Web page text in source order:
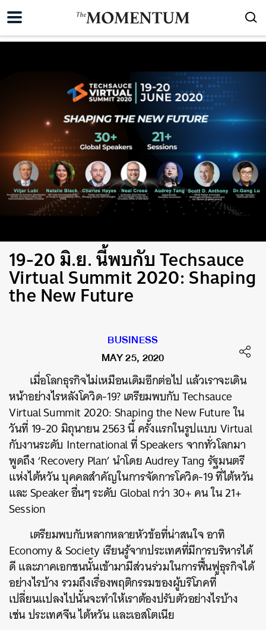
19-20 มิ.ย. นี้พบกับ Techsauce
Virtual Summit 2020: Shaping
the New Future
BUSINESS
MAY 25, 2020
เมื่อโลกธุรกิจไม่เหมือนเดิมอีกต่อไป แล้วเราจะเดิน
หน้าอย่างไรหลังโควิด-19? เตรียมพบกับ Techsauce
Virtual Summit 2020: Shaping the New Future ใน
วันที่ 19-20 มิถุนายน 2563 นี้ ครั้งแรกในรูปแบบ Virtual
กับงานระดับ International ที่ Speakers จากทั่วโลกมา
พูดถึง ‘Recovery Plan’ นำโดย Audrey Tang รัฐมนตรี
แห่งไต้หวัน บุคคลสำคัญในการจัดการโควิด-19 ที่ไต้หวัน
และ Speaker อื่นๆ ระดับ Global กว่า 30+ คน ใน 21+
Session
เตรียมพบกับหลากหลายหัวข้อที่น่าสนใจ อาทิ
Economy & Society เรียนรู้จากประเทศที่มีการบริหารได้
ดี และภาคเอกชนนั้นเข้ามามีส่วนร่วมในการฟื้นฟูธุรกิจได้
อย่างไรบ้าง รวมถึงเรื่องพฤติกรรมของผู้บริโภคที่
เปลี่ยนแปลงไปนั้นจะทำให้เราต้องปรับตัวอย่างไรบ้าง
เช่น ประเทศจีน ไต้หวัน และเอสโตเนีย